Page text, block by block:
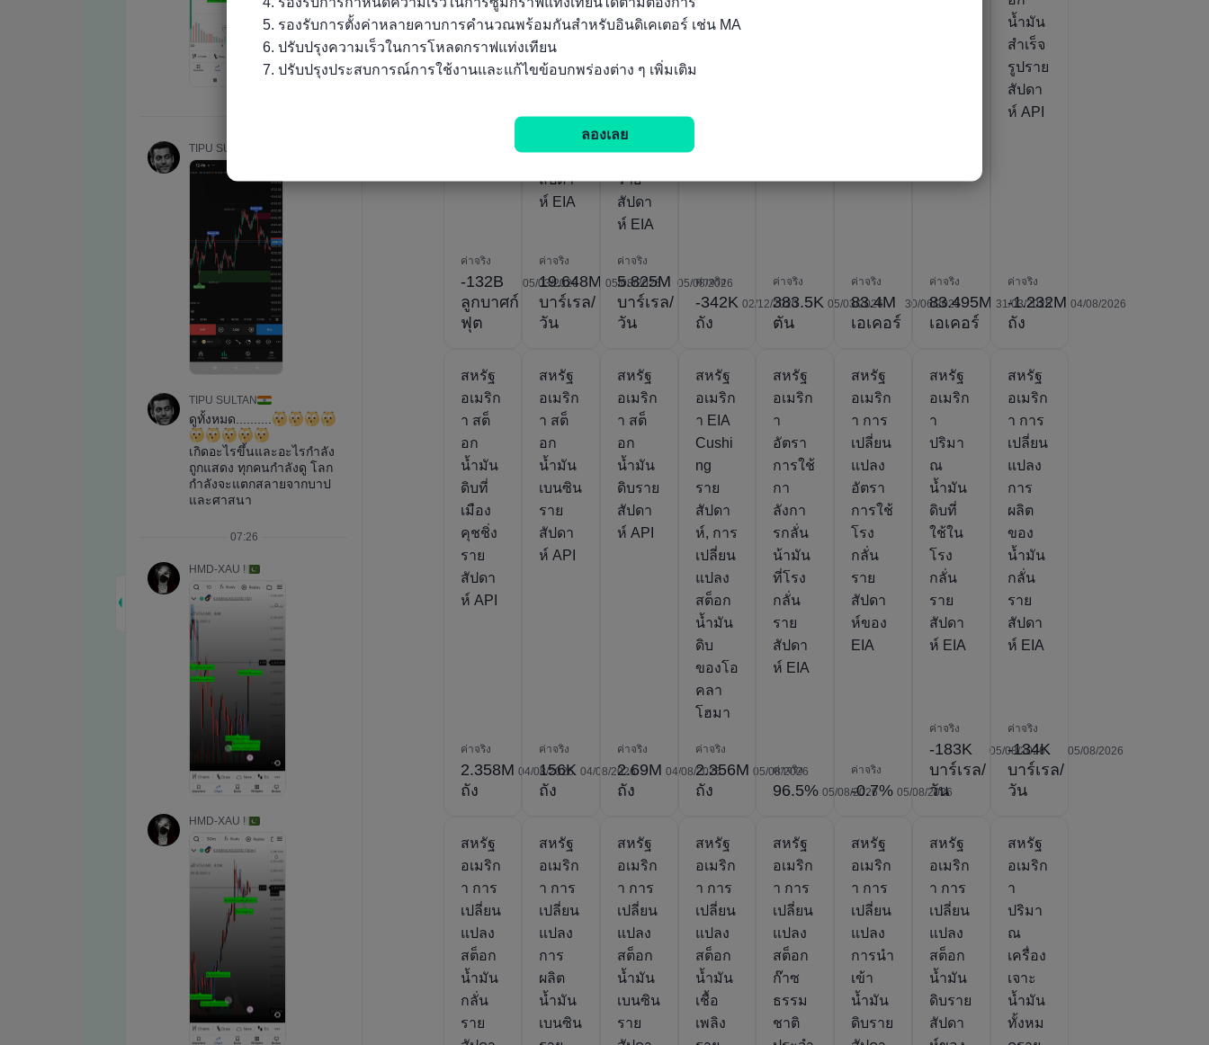
ณการ
ไหล
โดยนัย
ค่าจริง
-132B
ลูกบาศก์
ฟุต
05/03/2026
ณ์
ความ
ต้องกา
ดิบราย
สัปดา
ห์ EIA
ค่าจริง
19.648M
บาร์เรล/
วัน
05/08/2026
ณ์
ต้องกา
น้ำมัน
กลั่น
ราย
สัปดา
ห์ EIA
ค่าจริง
5.825M
บาร์เรล/
วัน
05/08/2026
นคลัง
Seevo
ค่าจริง
-342K
ถัง
02/12/2020
ค่าจริง
383.5K
ตัน
05/03/2026
ค่าจริง
83.4M
เอเคอร์
30/06/2025
ค่าจริง
83.495M
เอเคอร์
31/03/2025
น้ำมัน
สำเร็จ
รูปราย
สัปดา
ห์ API
ค่าจริง
-1.232M
ถัง
04/08/2026
สหรัฐ
อเมริก
า สต็
อก
น้ำมัน
ดิบที่
เมือง
คุชชิ่ง
ราย
สัปดา
ห์ API
ค่าจริง
2.358M
ถัง
04/08/2026
สหรัฐ
อเมริก
า สต็
อก
น้ำมัน
เบนซิน
ราย
สัปดา
ห์ API
ค่าจริง
156K
ถัง
04/08/2026
สหรัฐ
อเมริก
า สต็
อก
น้ำมัน
ดิบราย
สัปดา
ห์ API
ค่าจริง
2.69M
ถัง
04/08/2026
สหรัฐ
อเมริก
า EIA
Cushi
ng
ราย
สัปดา
ห์, การ
เปลี่ยน
แปลง
สต็อก
น้ำมัน
ดิบ
ของโอ
คลา
โฮมา
ค่าจริง
2.356M
ถัง
05/08/2026
สหรัฐ
อเมริก
า
อัตรา
การใช้
กา
ลังกา
รกลั่น
น้ามัน
ที่โรง
กลั่น
ราย
สัปดา
ห์ EIA
ค่าจริง
96.5% 05/08/2026
สหรัฐ
อเมริก
า การ
เปลี่ยน
แปลง
อัตรา
การใช้
โรง
กลั่น
ราย
สัปดา
ห์ของ
EIA
ค่าจริง
-0.7% 05/08/2026
สหรัฐ
อเมริก
า
ปริมา
ณ
น้ำมัน
ดิบที่
ใช้ใน
โรง
กลั่น
ราย
สัปดา
ห์ EIA
ค่าจริง
-183K
บาร์เรล/
วัน
05/08/2026
สหรัฐ
อเมริก
า การ
เปลี่ยน
แปลง
การ
ผลิต
ของ
น้ำมัน
กลั่น
ราย
สัปดา
ห์ EIA
ค่าจริง
-134K
บาร์เรล/
วัน
05/08/2026
สหรัฐ
อเมริก
า การ
เปลี่ยน
แปลง
สต็อก
น้ำมัน
กลั่น
ราย
สหรัฐ
อเมริก
า การ
เปลี่ยน
แปลง
การ
ผลิต
น้ำมัน
เบนซิน
สหรัฐ
อเมริก
า การ
เปลี่ยน
แปลง
สต็อก
น้ำมัน
เบนซิน
ราย
สหรัฐ
อเมริก
า การ
เปลี่ยน
แปลง
สต็อก
น้ำมัน
เชื้อ
เพลิง
สหรัฐ
อเมริก
า การ
เปลี่ยน
แปลง
สต็อก
ก๊าซ
ธรรม
ชาติ
สหรัฐ
อเมริก
า การ
เปลี่ยน
แปลง
การนำ
เข้า
น้ำมัน
ดิบราย
สหรัฐ
อเมริก
า การ
เปลี่ยน
แปลง
สต็อก
น้ำมัน
ดิบราย
สัปดา
สหรัฐ
อเมริก
า
ปริมา
ณ
เครื่อง
เจาะ
น้ำมัน
ทั้งหม
5. รองรับการตั้งค่าหลายคาบการคำนวณพร้อมกันสำหรับอินดิเคเตอร์ เช่น MA
6. ปรับปรุงความเร็วในการโหลดกราฟแท่งเทียน
7. ปรับปรุงประสบการณ์การใช้งานและแก้ไขข้อบกพร่องต่าง ๆ เพิ่มเติม
ลองเลย